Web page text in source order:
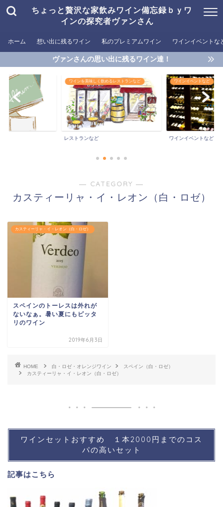
ちょっと贅沢な家飲みワイン備忘録ｂｙワ
インの探究者ヴァンさん
ホーム 想い出に残るワイン 私のプレミアムワイン ワインイベントな
ヴァンさんの思い出に残るワイン達！
るレストランなど ワインイベントなど
ワインイベントなど
おすすめワイン
おすすめワイン
― CATEGORY ―
カスティーリャ・イ・レオン（白・ロゼ）
カスティーリャ・イ・レオン（白・ロゼ）
スペインのトーレスは外れが
ないなぁ。暑い夏にもピッタ
リのワイン
2019年6月3日
HOME 白・ロゼ・オレンジワイン
スペイン（白・ロゼ）
カスティーリャ・イ・レオン（白・ロゼ）
ワインセットおすすめ １本2000円までのコス
パの高いセット
記事はこちら